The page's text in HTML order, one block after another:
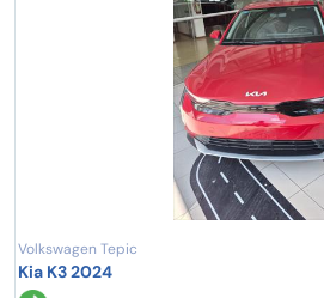
Volkswagen Tepic
Kia K3 2024